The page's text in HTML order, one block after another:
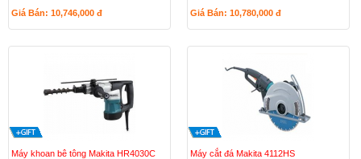
Giá Bán: 10,746,000 đ Giá Bán: 10,780,000 đ
Máy khoan bê tông Makita HR4030C Máy cắt đá Makita 4112HS